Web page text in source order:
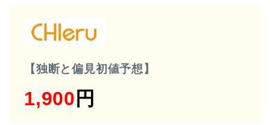
【独断と偏見初値予想】
1,900 円